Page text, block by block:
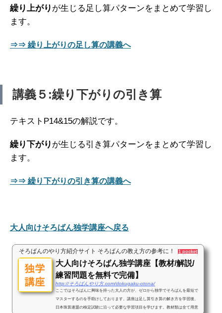
繰り上がり が生じる足し算パターンをまとめて学習し
ます。
⇒⇒ 繰り上がりの足し算の講義へ
講義５:繰り下がりの引き算
テキストP14&15の解説です。
繰り下がり が生じる引き算パターンをまとめて学習し
ます。
⇒⇒ 繰り下がりの引き算の講義へ
大人向けそろばん独学講座へ戻る
そろばんのやり方紹介サイト そろばんの教え方の参考に！ 1 pocket
大人向けそろばん独学講座【教材/解説/
練習問題を無料で完備】
http://そろばんやり方.com/dokugaku-otona/
ここではそろばんに興味を持った大人の方が、ゼロから独学でそろばんを最短で
マスターするのを手助けしております。講座は足し算引き算の解き方を学習後、
日本珠算連盟の検定試験に沿って必要な学習項目を学びます。教材類は全て用意